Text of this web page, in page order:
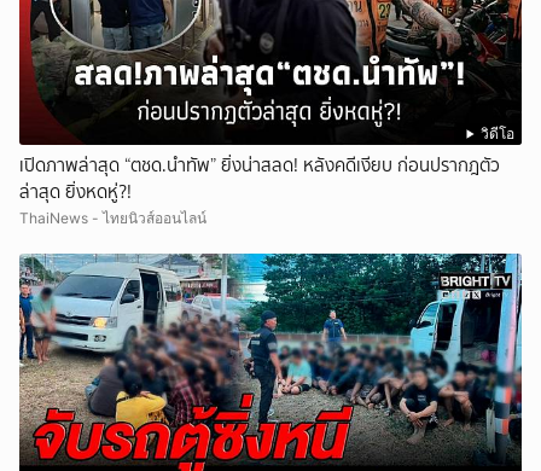
วิดีโอ
เปิดภาพล่าสุด “ตชด.นำทัพ” ยิ่งน่าสลด! หลังคดีเงียบ ก่อนปรากฎตัว
ล่าสุด ยิ่งหดหู่?!
ThaiNews - ไทยนิวส์ออนไลน์